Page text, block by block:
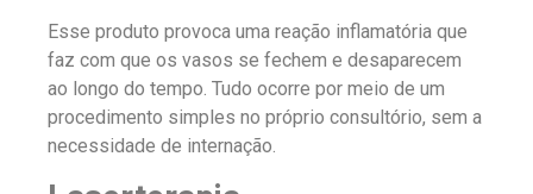
Esse produto provoca uma reação inflamatória que
faz com que os vasos se fechem e desaparecem
ao longo do tempo. Tudo ocorre por meio de um
procedimento simples no próprio consultório, sem a
necessidade de internação.